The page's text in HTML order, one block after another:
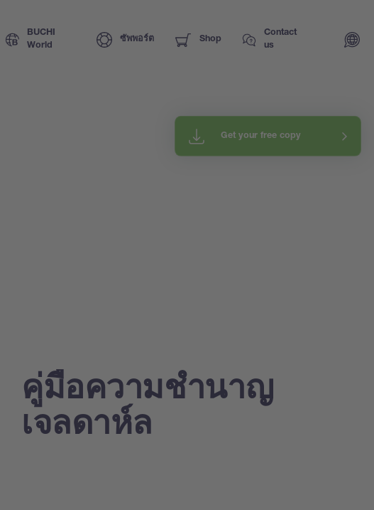
BUCHI
World
ซัพพอร์ต Shop
Contact
us
Get your free copy
คู่มือความชำนาญ
เจลดาห์ล